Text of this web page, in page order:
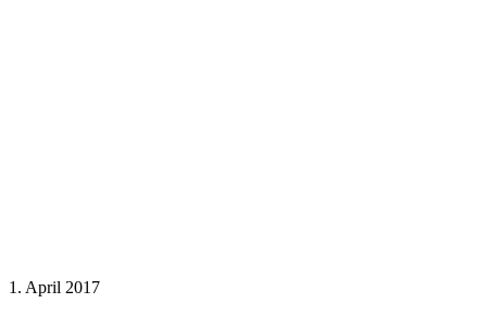
1. April 2017